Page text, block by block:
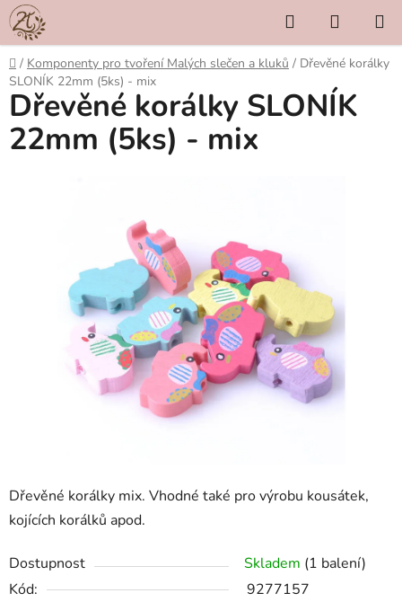
Přejít
na
obsah
Hledat
KOŠÍK
Domů
/ Komponenty pro tvoření Malých slečen a kluků / Dřevěné korálky
SLONÍK 22mm (5ks) - mix
Dřevěné korálky mix. Vhodné také pro výrobu kousátek,
kojících korálků apod.
Dostupnost Skladem (1 balení)
Kód:
9277157
Dřevěné korálky SLONÍK
22mm (5ks) - mix